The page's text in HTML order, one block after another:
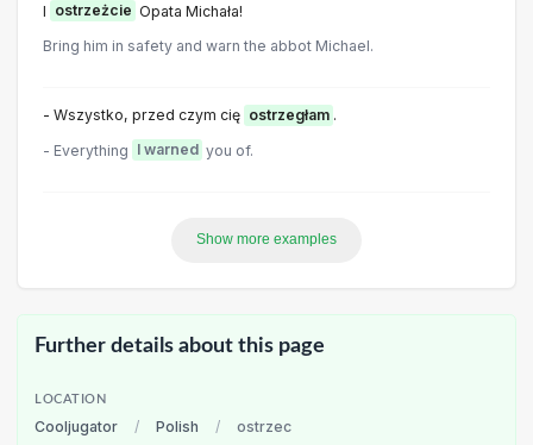
I ostrzeżcie Opata Michała!
Bring him in safety and warn the abbot Michael.
- Wszystko, przed czym cię ostrzegłam .
- Everything I warned you of.
Show more examples
Further details about this page
LOCATION
Cooljugator / Polish / ostrzec